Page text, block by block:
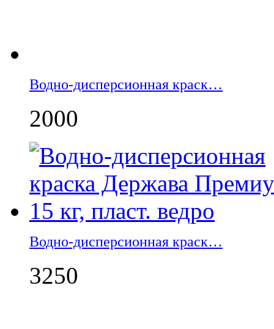
Водно-дисперсионная краск…
2000
Водно-дисперсионная краск…
3250